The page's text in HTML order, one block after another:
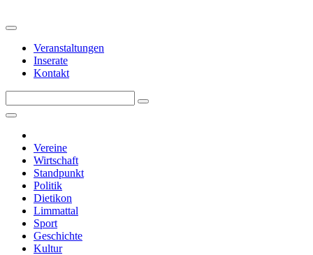
Veranstaltungen
Inserate
Kontakt
Vereine
Wirtschaft
Standpunkt
Politik
Dietikon
Limmattal
Sport
Geschichte
Kultur